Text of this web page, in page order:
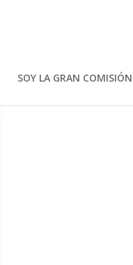
SOY LA GRAN COMISIÓN